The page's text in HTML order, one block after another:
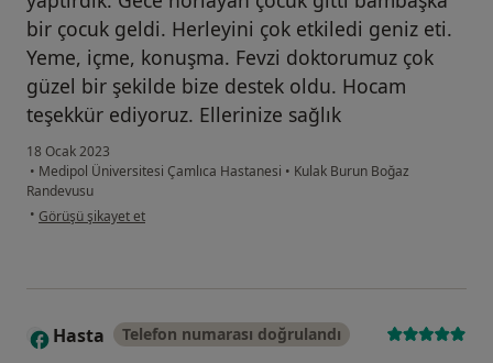
bir çocuk geldi. Herleyini çok etkiledi geniz eti.
Yeme, içme, konuşma. Fevzi doktorumuz çok
güzel bir şekilde bize destek oldu. Hocam
teşekkür ediyoruz. Ellerinize sağlık
18 Ocak 2023
• Medipol Üniversitesi Çamlıca Hastanesi • Kulak Burun Boğaz
Randevusu
• kullanıcının görüşüne göre ha...ş
Görüşü şikayet et
Hasta Telefon numarası doğrulandı